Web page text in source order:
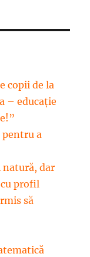
copii de la
– educație
a
natură, dar
profil
să